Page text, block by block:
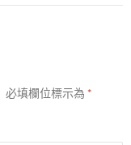
必填欄位標示為 *